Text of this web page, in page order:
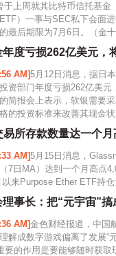
于上周就其比特币信托基金
）一事与SEC私下会面
最后期限为7月6日。（金
度亏损262亿美元，
AM]5月12日消息，据日
资部门年度亏损262亿美元
简报会上表示，软银需要
的投资标准来改善其现金
所存款数量达一个月
AM]5月15日消息，
7日MA）达到一个月高点
来Purpose Ether ETF持
事长：把“元宇宙”
AM]金色财经报道，中国
解成数字游戏偏离了发展“
要的作用是要能够随时获